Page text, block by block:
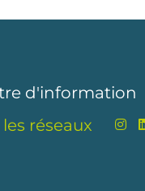
d'information
les réseaux